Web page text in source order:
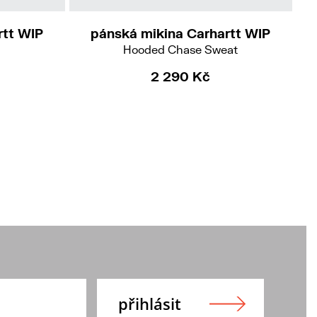
WIP pánská mikina Carhartt WIP
Hooded Chase Sweat
2 290 Kč